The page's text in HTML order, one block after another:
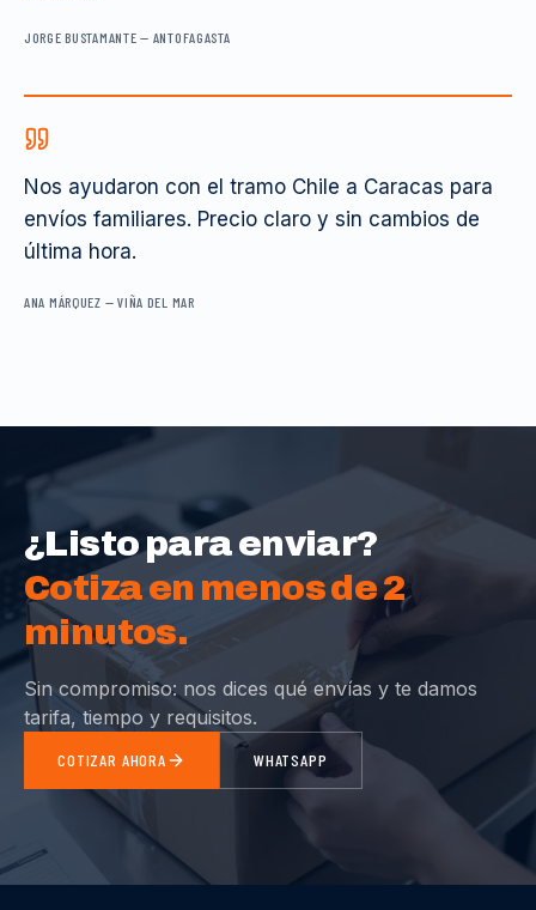
JORGE BUSTAMANTE — ANTOFAGASTA
Nos ayudaron con el tramo Chile a Caracas para
envíos familiares. Precio claro y sin cambios de
última hora.
ANA MÁRQUEZ —VIÑA DEL MAR
¿Listo para enviar?
Cotiza en menos de 2
minutos.
Sin compromiso: nos dices qué envías y te damos
tarifa, tiempo y requisitos.
COTIZAR AHORA WHATSAPP